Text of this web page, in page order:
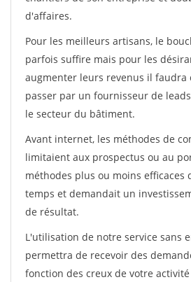
d'affaires.
Pour les meilleurs artisans, le
parfois suffire mais pour les
augmenter leurs revenus il
passer par un fournisseur de
le secteur du bâtiment.
Avant internet, les méthodes de
limitaient aux prospectus ou au
méthodes plus ou moins efficaces
temps et demandait un
de résultat.
L'utilisation de notre service sans
permettra de recevoir des
fonction des creux de votre